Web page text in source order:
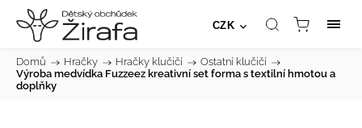
CZK
Domů / Hračky / Hračky klučičí / Ostatní klučičí /
Výroba medvídka Fuzzeez kreativní set forma s textilní hmotou a
doplňky